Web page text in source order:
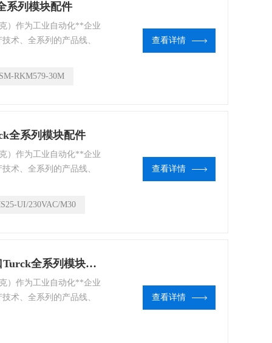
系列模块配件
）作为工业自动化**企业
术、全系列的产品线、
为世界各地的客户提供优
RKM579-30M
查看详情
全系列模块配件
）作为工业自动化**企业
术、全系列的产品线、
为世界各地的客户提供优
UI/230VAC/M30
查看详情
FCS-GL1/2A4P-VRX/24VD德国进口Turck全系列模块配件
）作为工业自动化**企业
术、全系列的产品线、
为世界各地的客户提供优
查看详情